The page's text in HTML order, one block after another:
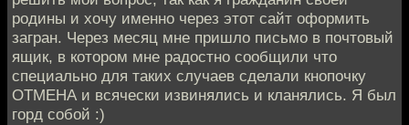
родины и хочу именно через этот сайт оформить
загран. Через месяц мне пришло письмо в почтовый
ящик, в котором мне радостно сообщили что
специально для таких случаев сделали кнопочку
ОТМЕНА и всячески извинялись и кланялись. Я был
горд собой :)